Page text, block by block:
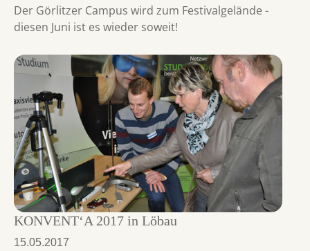
Der Görlitzer Campus wird zum Festivalgelände -
diesen Juni ist es wieder soweit!
KONVENT‘A 2017 in Löbau
15.05.2017